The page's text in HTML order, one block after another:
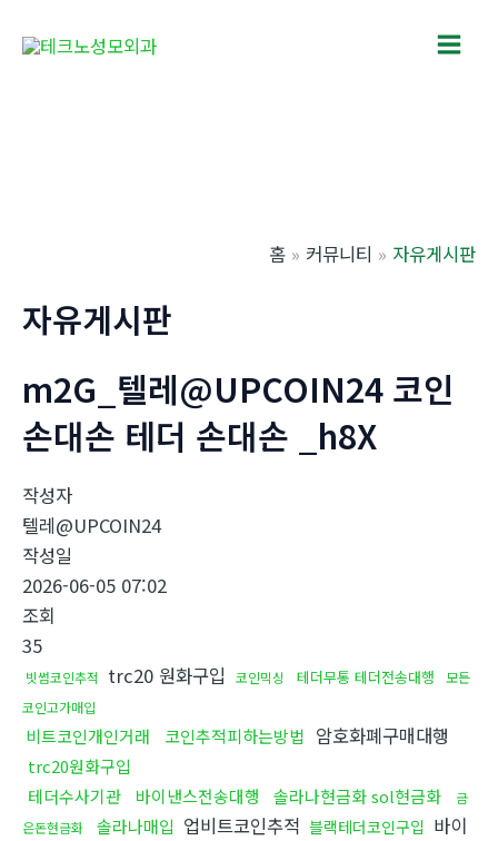
Main
홈 커뮤니티 자유게시판
자유게시판
m2G_텔레@UPCOIN24 코인
손대손 테더 손대손 _h8X
작성자
텔레@UPCOIN24
작성일
2026-06-05 07:02
조회
35
빗썸코인추적 trc20 원화구입 코인믹싱 테더무통 테더전송대행
모든
코인고가매입
비트코인개인거래 코인추적피하는방법 암호화폐구매대행
trc20원화구입
테더수사기관
바이낸스전송대행 솔라나현금화 sol현금화
금
은돈현금화
솔라나매입 업비트코인추적 블랙테더코인구입 바이